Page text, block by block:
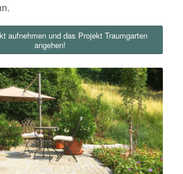
aufnehmen und das Projekt Traumgarten
angehen!